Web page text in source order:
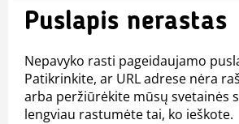
Puslapis nerastas
Nepavyko rasti pageidaujamo
Patikrinkite, ar URL adrese nėra
arba peržiūrėkite mūsų svetainės
lengviau rastumėte tai, ko ieškote.